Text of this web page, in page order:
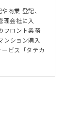
商業 登記、
理会社に入
フロント業務
ンション購入
ビス「タテカ